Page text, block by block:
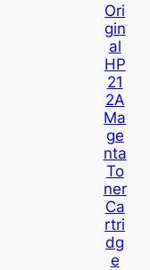
Ori
Gin
Al
HP
21
2A
Ma
Ge
Nta
To
Ner
Ca
Rtri
Dg
E